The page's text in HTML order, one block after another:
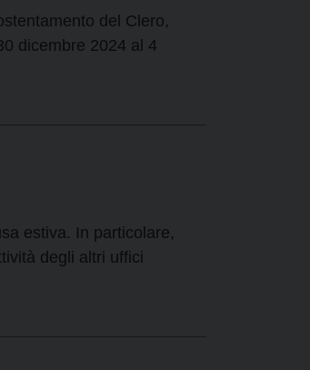
del Clero,
dicembre 2024 al 4
estiva. In particolare,
degli altri uffici